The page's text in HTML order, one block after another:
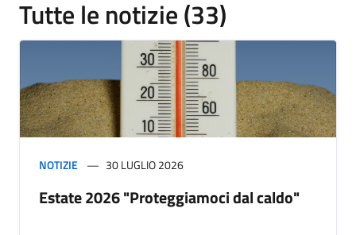
Tutte le notizie (33)
NOTIZIE 30 LUGLIO 2026
Estate 2026 "Proteggiamoci dal caldo"